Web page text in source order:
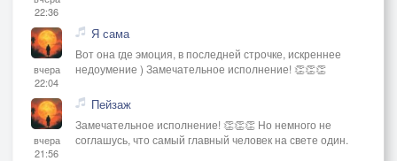
22:36
вчера
22:04
Я сама
Вот она где эмоция, в последней строчке, искреннее
недоумение ) Замечательное исполнение! 👏👏👏
вчера
21:56
Пейзаж
Замечательное исполнение! 👏👏👏 Но немного не
соглашусь, что самый главный человек на свете один.